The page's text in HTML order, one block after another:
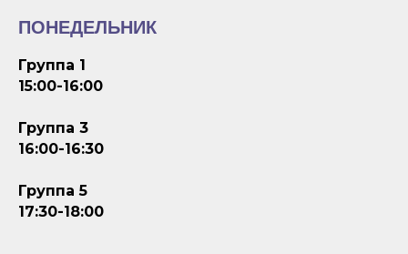
ПОНЕДЕЛЬНИК
Группа 1
15:00-16:00
Группа 3
16:00-16:30
Группа 5
17:30-18:00